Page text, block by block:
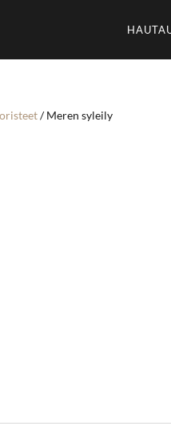
/ Meren syleily